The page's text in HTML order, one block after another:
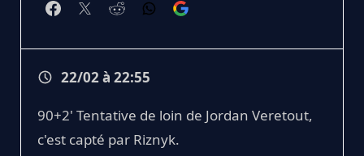
22/02 à 22:55
90+2' Tentative de loin de Jordan Veretout,
c'est capté par Riznyk.